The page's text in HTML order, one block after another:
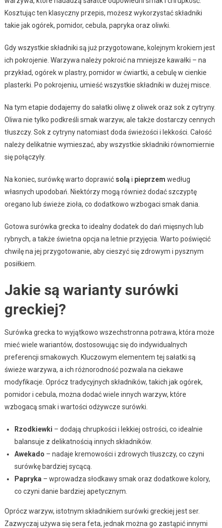
Kosztując ten klasyczny przepis, możesz wykorzystać składniki
takie jak ogórek, pomidor, cebula, papryka oraz oliwki.
Gdy wszystkie składniki są już przygotowane, kolejnym krokiem jest
ich pokrojenie. Warzywa należy pokroić na mniejsze kawałki – na
przykład, ogórek w plastry, pomidor w ćwiartki, a cebulę w cienkie
plasterki. Po pokrojeniu, umieść wszystkie składniki w dużej misce.
Na tym etapie dodajemy do sałatki oliwę z oliwek oraz sok z cytryny.
Oliwa nie tylko podkreśli smak warzyw, ale także dostarczy cennych
tłuszczy. Sok z cytryny natomiast doda świeżości i lekkości. Całość
należy delikatnie wymieszać, aby wszystkie składniki równomiernie
się połączyły.
Na koniec, surówkę warto doprawić solą i pieprzem według
własnych upodobań. Niektórzy mogą również dodać szczyptę
oregano lub świeże zioła, co dodatkowo wzbogaci smak dania.
Gotowa surówka grecka to idealny dodatek do dań mięsnych lub
rybnych, a także świetna opcja na letnie przyjęcia. Warto poświęcić
chwilę na jej przygotowanie, aby cieszyć się zdrowym i pysznym
posiłkiem.
Jakie są warianty surówki
greckiej?
Surówka grecka to wyjątkowo wszechstronna potrawa, która może
mieć wiele wariantów, dostosowując się do indywidualnych
preferencji smakowych. Kluczowym elementem tej sałatki są
świeże warzywa, a ich różnorodność pozwala na ciekawe
modyfikacje. Oprócz tradycyjnych składników, takich jak ogórek,
pomidor i cebula, można dodać wiele innych warzyw, które
wzbogacą smak i wartości odżywcze surówki.
Rzodkiewki – dodają chrupkości i lekkiej ostrości, co idealnie
balansuje z delikatnością innych składników.
Awekado – nadaje kremowości i zdrowych tłuszczy, co czyni
surówkę bardziej sycącą.
Papryka – wprowadza słodkawy smak oraz dodatkowe kolory,
co czyni danie bardziej apetycznym.
Oprócz warzyw, istotnym składnikiem surówki greckiej jest ser.
Zazwyczaj używa się sera feta, jednak można go zastąpić innymi